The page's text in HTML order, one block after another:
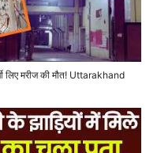
लिए मरीज की मौत! Uttarakhand